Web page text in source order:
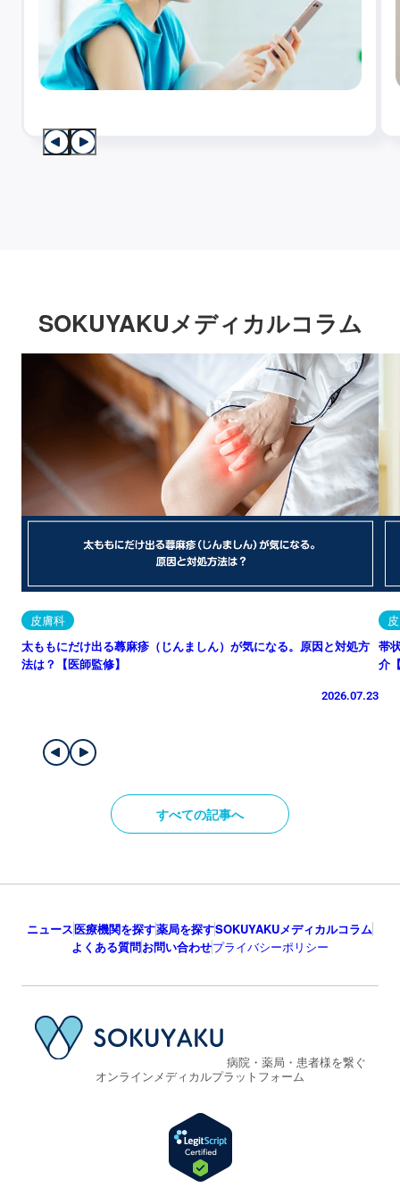
SOKUYAKUメディカルコラム
皮膚科
太ももにだけ出る蕁麻疹（じんましん）が気になる。原因と対処方
法は？【医師監修】
2026.07.23
帯
介
すべての記事へ
ニュース医療機関を探す薬局を探すSOKUYAKUメディカルコラム
よくある質問お問い合わせプライバシーポリシー
病院・薬局・患者様を繋ぐ
オンラインメディカルプラットフォーム